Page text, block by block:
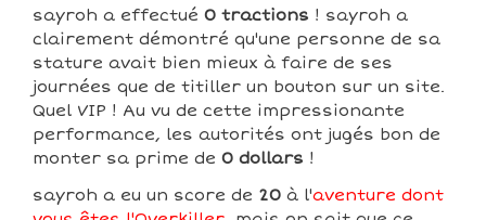
sayroh a effectué 0 tractions ! sayroh a
clairement démontré qu'une personne de sa
stature avait bien mieux à faire de ses
journées que de titiller un bouton sur un site.
Quel VIP ! Au vu de cette impressionante
performance, les autorités ont jugés bon de
monter sa prime de 0 dollars !
sayroh a eu un score de 20 à l'aventure dont